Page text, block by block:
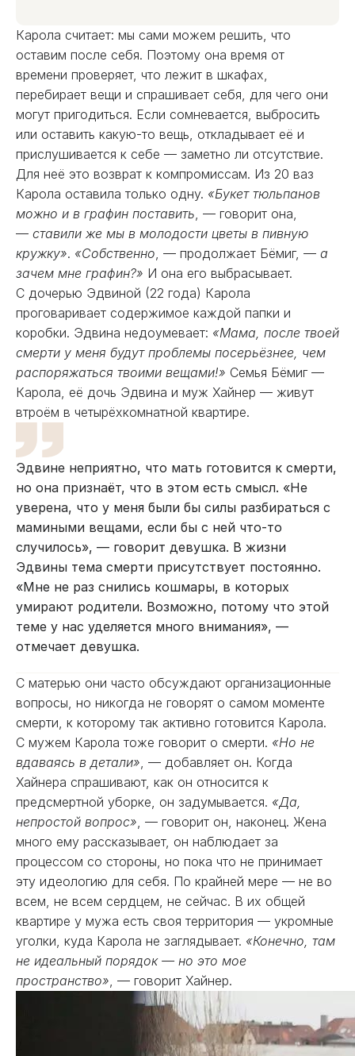
Карола считает: мы сами можем решить, что
оставим после себя. Поэтому она время от
времени проверяет, что лежит в шкафах,
перебирает вещи и спрашивает себя, для чего они
могут пригодиться. Если сомневается, выбросить
или оставить какую-то вещь, откладывает её и
прислушивается к себе — заметно ли отсутствие.
Для неё это возврат к компромиссам. Из 20 ваз
Карола оставила только одну. «Букет тюльпанов
можно и в графин поставить, — говорит она,
— ставили же мы в молодости цветы в пивную
кружку». «Собственно, — продолжает Бёмиг, — а
зачем мне графин?» И она его выбрасывает.
С дочерью Эдвиной (22 года) Карола
проговаривает содержимое каждой папки и
коробки. Эдвина недоумевает: «Мама, после твоей
смерти у меня будут проблемы посерьёзнее, чем
распоряжаться твоими вещами!» Семья Бёмиг —
Карола, её дочь Эдвина и муж Хайнер — живут
втроём в четырёхкомнатной квартире.
Эдвине неприятно, что мать готовится к смерти,
но она признаёт, что в этом есть смысл. «Не
уверена, что у меня были бы силы разбираться с
мамиными вещами, если бы с ней что-то
случилось», — говорит девушка. В жизни
Эдвины тема смерти присутствует постоянно.
«Мне не раз снились кошмары, в которых
умирают родители. Возможно, потому что этой
теме у нас уделяется много внимания», —
отмечает девушка.
С матерью они часто обсуждают организационные
вопросы, но никогда не говорят о самом моменте
смерти, к которому так активно готовится Карола.
С мужем Карола тоже говорит о смерти. «Но не
вдаваясь в детали», — добавляет он. Когда
Хайнера спрашивают, как он относится к
предсмертной уборке, он задумывается. «Да,
непростой вопрос», — говорит он, наконец. Жена
много ему рассказывает, он наблюдает за
процессом со стороны, но пока что не принимает
эту идеологию для себя. По крайней мере — не во
всем, не всем сердцем, не сейчас. В их общей
квартире у мужа есть своя территория — укромные
уголки, куда Карола не заглядывает. «Конечно, там
не идеальный порядок — но это мое
пространство», — говорит Хайнер.